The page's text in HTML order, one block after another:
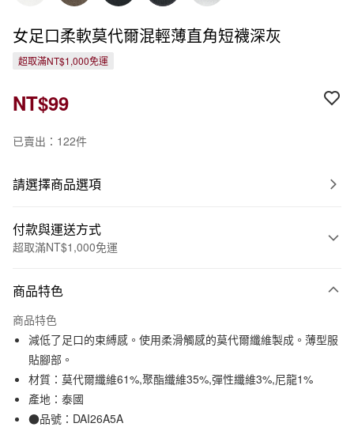
女足口柔軟莫代爾混輕薄直角短襪深灰
超取滿NT$1,000免運
NT$99
已賣出：122件
請選擇商品選項
付款與運送方式
超取滿NT$1,000免運
信用卡一次付款
信用卡分期付款
3 期 0 利率 每期
合作金庫商業銀行
第一商業銀行
華南商業銀行
上海商業儲蓄銀行
超商取貨付款
LINE Pay
商品特色
商品特色
減低了足口的束縛感。使用柔滑觸感的莫代爾纖維製成。薄型服
貼腳部。
材質：莫代爾纖維61%,聚酯纖維35%,彈性纖維3%,尼龍1%
產地：泰國
●品號：DAI26A5A